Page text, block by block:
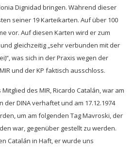
Dignidad bringen. Während dieser
seiner 19 Karteikarten. Auf über 100
vor. Auf diesen Karten wird er zum
und gleichzeitig „sehr verbunden mit der
was sich in der Praxis wegen der
und der KP faktisch ausschloss.
des MIR, Ricardo Catalán, war am
der DINA verhaftet und am 17.12.1974
um am folgenden Tag Mavroski, der
war, gegenüber gestellt zu werden.
Catalán in Haft, er wurde uns